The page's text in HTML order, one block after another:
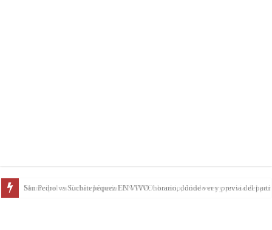
San Pedro vs Suchitepéquez EN VIVO: horario, dónde ver y previa del